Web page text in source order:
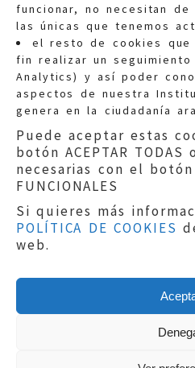
funcionar, no necesitan
las únicas que tenemos
el resto de cookies que
fin realizar un
Analytics) y así poder
aspectos de nuestra
genera en la ciudadanía
Puede aceptar estas
botón ACEPTAR
necesarias con el botón
FUNCIONALES
Si quieres más
POLÍTICA DE COOKIES
web.
Quejas:
Teléfonos:900
Aviso legal|
Protección de Datos
Política de
Copyright © 2019El